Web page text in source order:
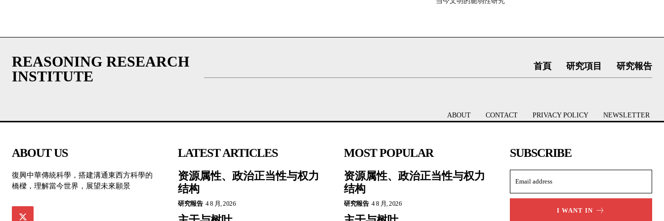
REASONING RESEARCH
INSTITUTE
首頁 研究項目 研究報告
ABOUT CONTACT PRIVACY POLICY NEWSLETTER
ABOUT US
復興中華傳統科學，搭建溝通東西方科學的
橋樑，理解當今世界，展望未來願景
LATEST ARTICLES
资源属性、政治正当性与权力
结构
研究報告 4 8 月, 2026
MOST POPULAR
资源属性、政治正当性与权力
结构
研究報告 4 8 月, 2026
SUBSCRIBE
I WANT IN